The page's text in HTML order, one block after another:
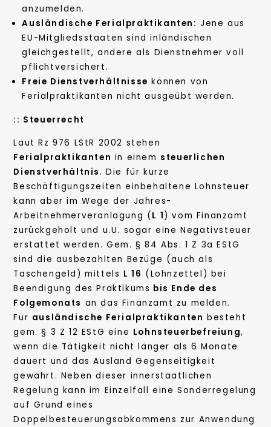
anzumelden.
Ausländische Ferialpraktikanten: Jene aus
EU-Mitgliedsstaaten sind inländischen
gleichgestellt, andere als Dienstnehmer voll
pflichtversichert.
Freie Dienstverhältnisse können von
Ferialpraktikanten nicht ausgeübt werden.
:: Steuerrecht
Laut Rz 976 LStR 2002 stehen
Ferialpraktikanten in einem steuerlichen
Dienstverhältnis. Die für kurze
Beschäftigungszeiten einbehaltene Lohnsteuer
kann aber im Wege der Jahres-
Arbeitnehmerveranlagung ( L 1) vom Finanzamt
zurückgeholt und u.U. sogar eine Negativsteuer
erstattet werden. Gem. § 84 Abs. 1 Z 3a EStG
sind die ausbezahlten Bezüge (auch als
Taschengeld) mittels L 16 (Lohnzettel) bei
Beendigung des Praktikums bis Ende des
Folgemonats an das Finanzamt zu melden.
Für ausländische Ferialpraktikanten besteht
gem. § 3 Z 12 EStG eine Lohnsteuerbefreiung,
wenn die Tätigkeit nicht länger als 6 Monate
dauert und das Ausland Gegenseitigkeit
gewährt. Neben dieser innerstaatlichen
Regelung kann im Einzelfall eine Sonderregelung
auf Grund eines
Doppelbesteuerungsabkommens zur Anwendung